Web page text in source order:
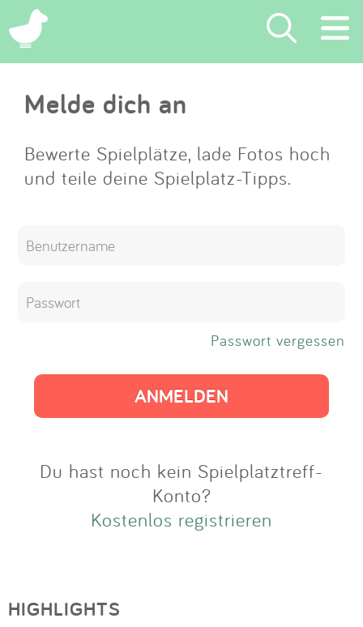
×
Suchen
Eintragen
App
Melde dich an
Bewerte Spielplätze, lade Fotos hoch
und teile deine Spielplatz-Tipps.
Passwort vergessen
Du hast noch kein Spielplatztreff-
Konto?
Kostenlos registrieren
HIGHLIGHTS